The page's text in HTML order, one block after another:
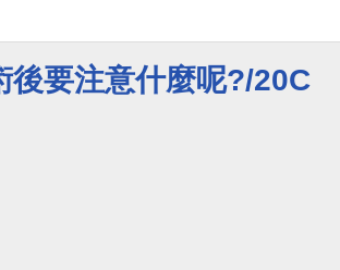
後要注意什麼呢?/20C